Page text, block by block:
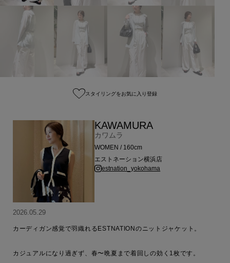
スタイリングをお気に入り登録
KAWAMURA
カワムラ
WOMEN / 160cm
エストネーション横浜店
estnation_yokohama
2026.05.29
カーディガン感覚で羽織れるESTNATIONのニットジャケット。
カジュアルになり過ぎず、春〜晩夏まで着回しの効く1枚です。